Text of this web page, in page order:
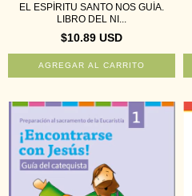
EL ESPÍRITU SANTO NOS GUÍA.
LIBRO DEL NI...
$10.89 USD